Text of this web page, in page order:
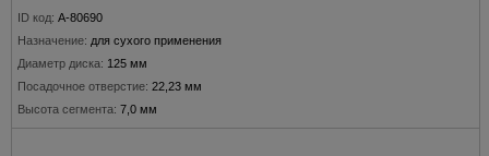
ID код: A-80690
Назначение: для сухого применения
Диаметр диска: 125 мм
Посадочное отверстие: 22,23 мм
Высота сегмента: 7,0 мм